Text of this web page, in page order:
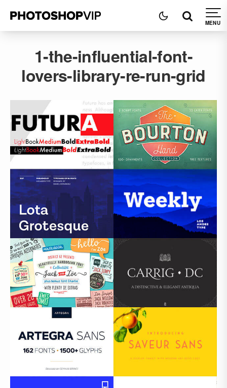
1-the-influential-font-
lovers-library-re-run-grid